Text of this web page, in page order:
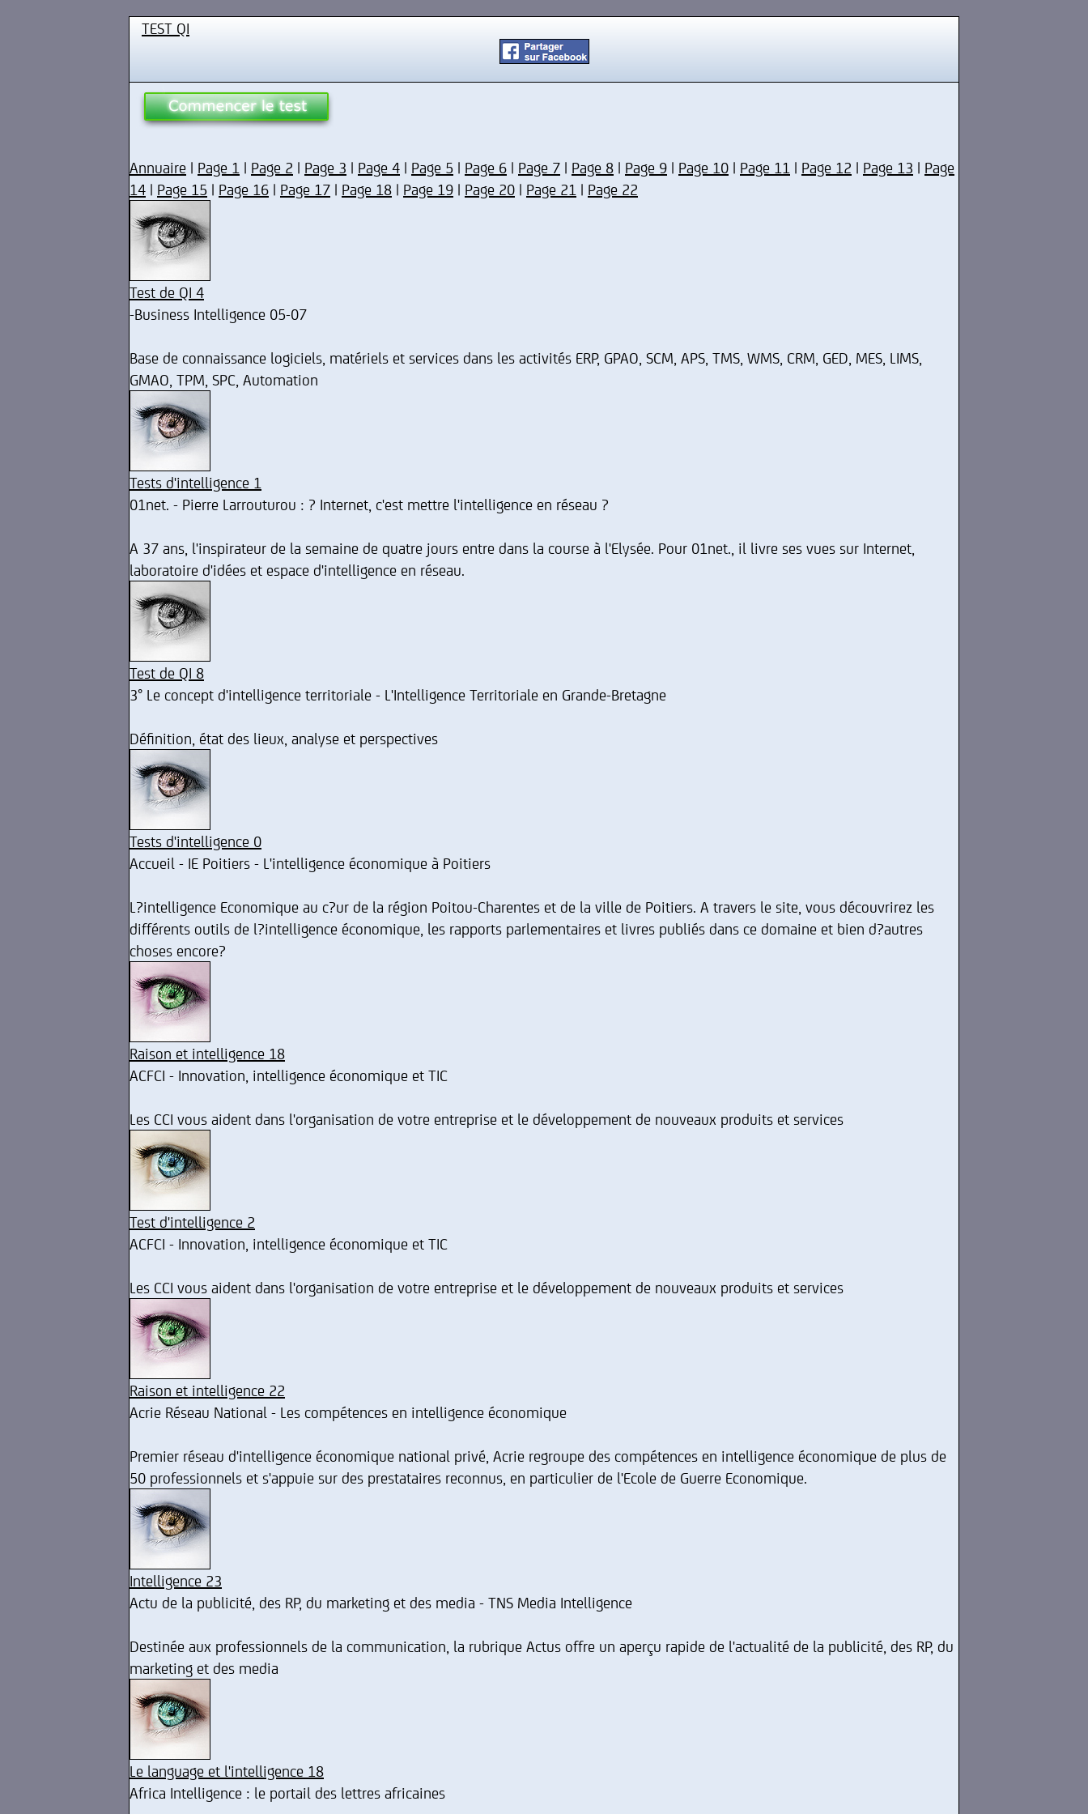
TEST QI
Annuaire | Page 1 | Page 2 | Page 3 | Page 4 | Page 5 | Page 6 | Page 7 | Page 8 | Page 9 | Page 10 | Page 11 | Page 12 | Page 13 | Page
14 | Page 15 | Page 16 | Page 17 | Page 18 | Page 19 | Page 20 | Page 21 | Page 22
Test de QI 4
-Business Intelligence 05-07
Base de connaissance logiciels, matériels et services dans les activités ERP, GPAO, SCM, APS, TMS, WMS, CRM, GED, MES, LIMS,
GMAO, TPM, SPC, Automation
Tests d'intelligence 1
01net. - Pierre Larrouturou : ? Internet, c'est mettre l'intelligence en réseau ?
A 37 ans, l'inspirateur de la semaine de quatre jours entre dans la course à l'Elysée. Pour 01net., il livre ses vues sur Internet,
laboratoire d'idées et espace d'intelligence en réseau.
Test de QI 8
3° Le concept d'intelligence territoriale - L'Intelligence Territoriale en Grande-Bretagne
Définition, état des lieux, analyse et perspectives
Tests d'intelligence 0
Accueil - IE Poitiers - L'intelligence économique à Poitiers
L?intelligence Economique au c?ur de la région Poitou-Charentes et de la ville de Poitiers. A travers le site, vous découvrirez les
différents outils de l?intelligence économique, les rapports parlementaires et livres publiés dans ce domaine et bien d?autres
choses encore?
Raison et intelligence 18
ACFCI - Innovation, intelligence économique et TIC
Les CCI vous aident dans l'organisation de votre entreprise et le développement de nouveaux produits et services
Test d'intelligence 2
ACFCI - Innovation, intelligence économique et TIC
Les CCI vous aident dans l'organisation de votre entreprise et le développement de nouveaux produits et services
Raison et intelligence 22
Acrie Réseau National - Les compétences en intelligence économique
Premier réseau d'intelligence économique national privé, Acrie regroupe des compétences en intelligence économique de plus de
50 professionnels et s'appuie sur des prestataires reconnus, en particulier de l'Ecole de Guerre Economique.
Intelligence 23
Actu de la publicité, des RP, du marketing et des media - TNS Media Intelligence
Destinée aux professionnels de la communication, la rubrique Actus offre un aperçu rapide de l'actualité de la publicité, des RP, du
marketing et des media
Le language et l'intelligence 18
Africa Intelligence : le portail des lettres africaines